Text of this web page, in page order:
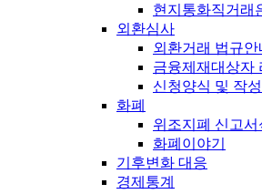
현지통화직거래
외환심사
외환거래 법규안
금융제재대상자
신청양식 및 작성
화폐
위조지폐 신고서
화폐이야기
기후변화 대응
경제통계